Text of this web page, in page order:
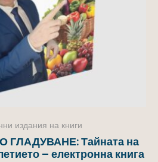
издания на книги
Тайната на
– електронна книга